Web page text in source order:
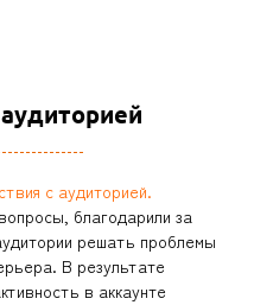
с аудиторией.
благодарили за
решать проблемы
В результате
в аккаунте